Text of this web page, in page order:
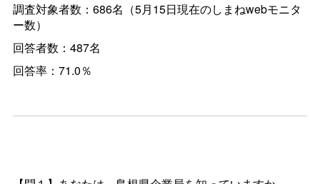
調査対象者数：686名（5月15日現在のしまねwebモニタ
ー数）
回答者数：487名
回答率：71.0％